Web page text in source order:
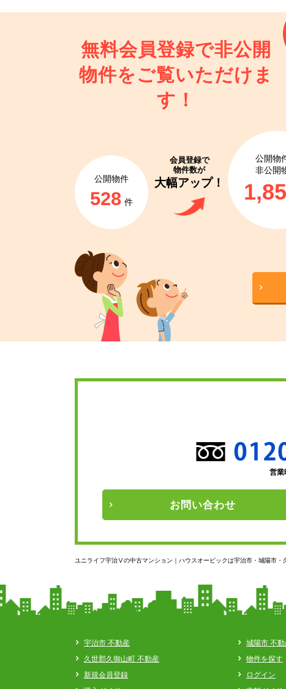
無料会員登録で非公開
物件をご覧いただけま
す！
会員登録で
物件数が
大幅アップ！
公開物件
528 件
公開物
非公開
営
お問い合わせ
ユニライフ宇治Ⅴの中古マンション｜ハウスオービックは宇治市・城陽市・
宇治市 不動産
城陽市 不
久世郡久御山町 不動産
物件を探す
新規会員登録
ログイン